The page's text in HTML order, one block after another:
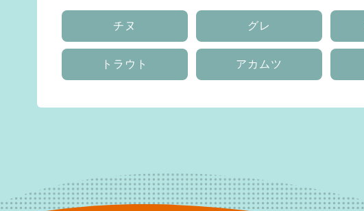
チヌ グレ
トラウト アカムツ